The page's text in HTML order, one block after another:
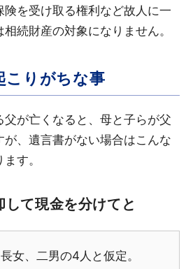
を受け取る権利など故人に一
続財産の対象になりません。
こりがちな事
が亡くなると、母と子らが父
、遺言書がない場合はこんな
す。
て現金を分けてと
女、二男の4人と仮定。